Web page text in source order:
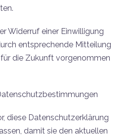
Widerruf einer Einwilligung
entsprechende Mitteilung
die Zukunft vorgenommen
diese Datenschutzerklärung
damit sie den aktuellen